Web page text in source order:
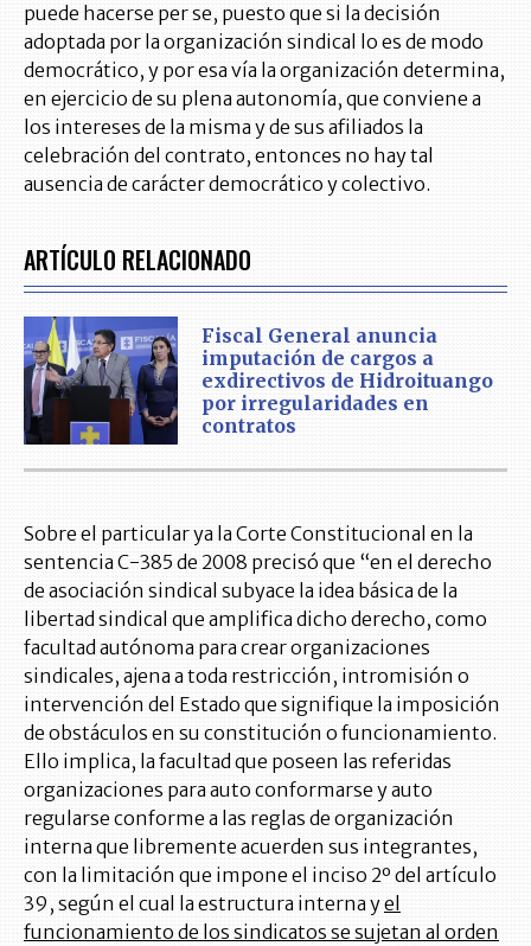
puede hacerse per se, puesto que si la decisión
adoptada por la organización sindical lo es de modo
democrático, y por esa vía la organización determina,
en ejercicio de su plena autonomía, que conviene a
los intereses de la misma y de sus afiliados la
celebración del contrato, entonces no hay tal
ausencia de carácter democrático y colectivo.
ARTÍCULO RELACIONADO
Fiscal General anuncia
imputación de cargos a
exdirectivos de Hidroituango
por irregularidades en
contratos
Sobre el particular ya la Corte Constitucional en la
sentencia C-385 de 2008 precisó que “en el derecho
de asociación sindical subyace la idea básica de la
libertad sindical que amplifica dicho derecho, como
facultad autónoma para crear organizaciones
sindicales, ajena a toda restricción, intromisión o
intervención del Estado que signifique la imposición
de obstáculos en su constitución o funcionamiento.
Ello implica, la facultad que poseen las referidas
organizaciones para auto conformarse y auto
regularse conforme a las reglas de organización
interna que libremente acuerden sus integrantes,
con la limitación que impone el inciso 2º del artículo
39, según el cual la estructura interna yel
funcionamiento de los sindicatos se sujetan al orden